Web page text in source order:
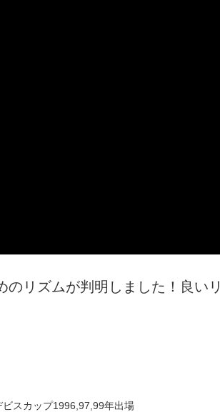
のリズムが判明しました！良いリ
スカップ1996,97,99年出場